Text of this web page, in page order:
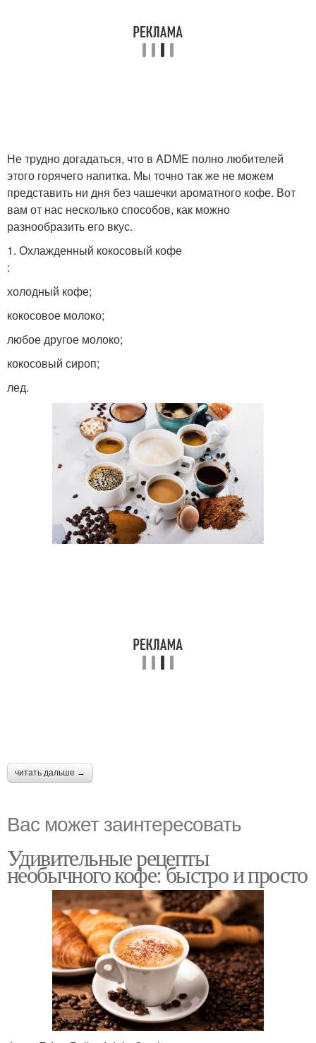
Не трудно догадаться, что в ADME полно любителей
этого горячего напитка. Мы точно так же не можем
представить ни дня без чашечки ароматного кофе. Вот
вам от нас несколько способов, как можно
разнообразить его вкус.
1. Охлажденный кокосовый кофе
:
холодный кофе;
кокосовое молоко;
любое другое молоко;
кокосовый сироп;
лед.
читать дальше →
Вас может заинтересовать
Удивительные рецепты
необычного кофе: быстро и просто